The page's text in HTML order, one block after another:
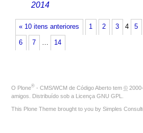
2014
« 10 itens anteriores 1 2 3 4 5
6 7 … 14
O Plone® - CMS/WCM de Código Aberto tem ©
amigos. Distribuído sob a Licença GNU GPL
This Plone Theme brought to you by Simples